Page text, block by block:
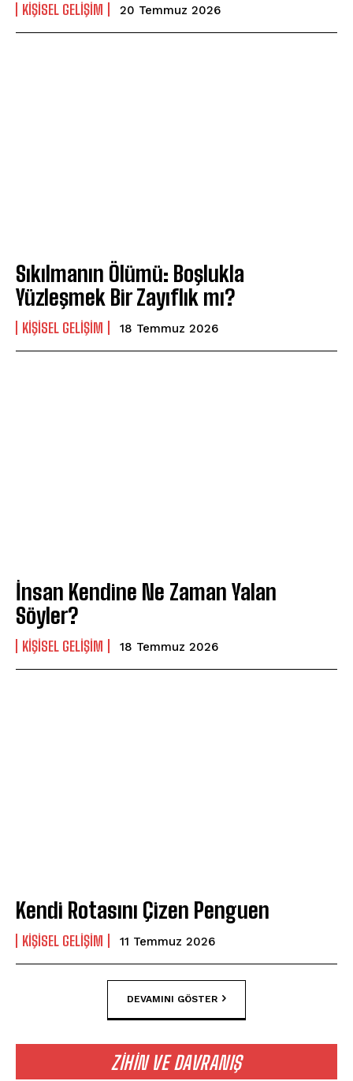
KIŞISEL GELIŞIM 20 Temmuz 2026
Sıkılmanın Ölümü: Boşlukla
Yüzleşmek Bir Zayıflık mı?
KIŞISEL GELIŞIM 18 Temmuz 2026
İnsan Kendine Ne Zaman Yalan
Söyler?
KIŞISEL GELIŞIM 18 Temmuz 2026
Kendi Rotasını Çizen Penguen
KIŞISEL GELIŞIM 11 Temmuz 2026
DEVAMINI GÖSTER
ZIHIN VE DAVRANIŞ